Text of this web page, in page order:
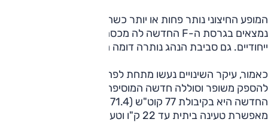
המופע החיצוני נותר פחות או יותר כשהיה, כאשר עיקר ההבדלים
נמצאים בגרסת ה-F החדשה לה מכסה מנוע שחור וחישוקים
ייחודיים. גם סביבת הנהג נותרה דומה מאוד לזו של הדגם היוצא.
כאמור, עיקר השינויים נעשו מתחת לפח כאשר כל הגרסאות זכו
להספק משופר וסוללה חדשה המוסיפה לטווח הנסיעה. הסוללה